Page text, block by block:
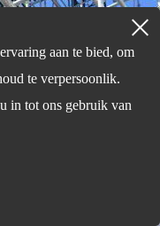
aan te bied, om
te verpersoonlik.
in tot ons gebruik van